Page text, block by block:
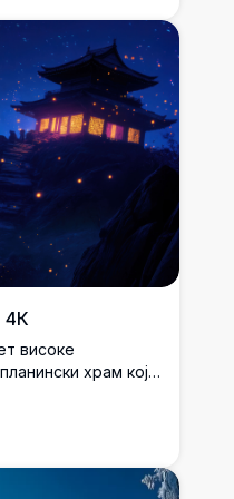
4К
високе
храм који
Савршен